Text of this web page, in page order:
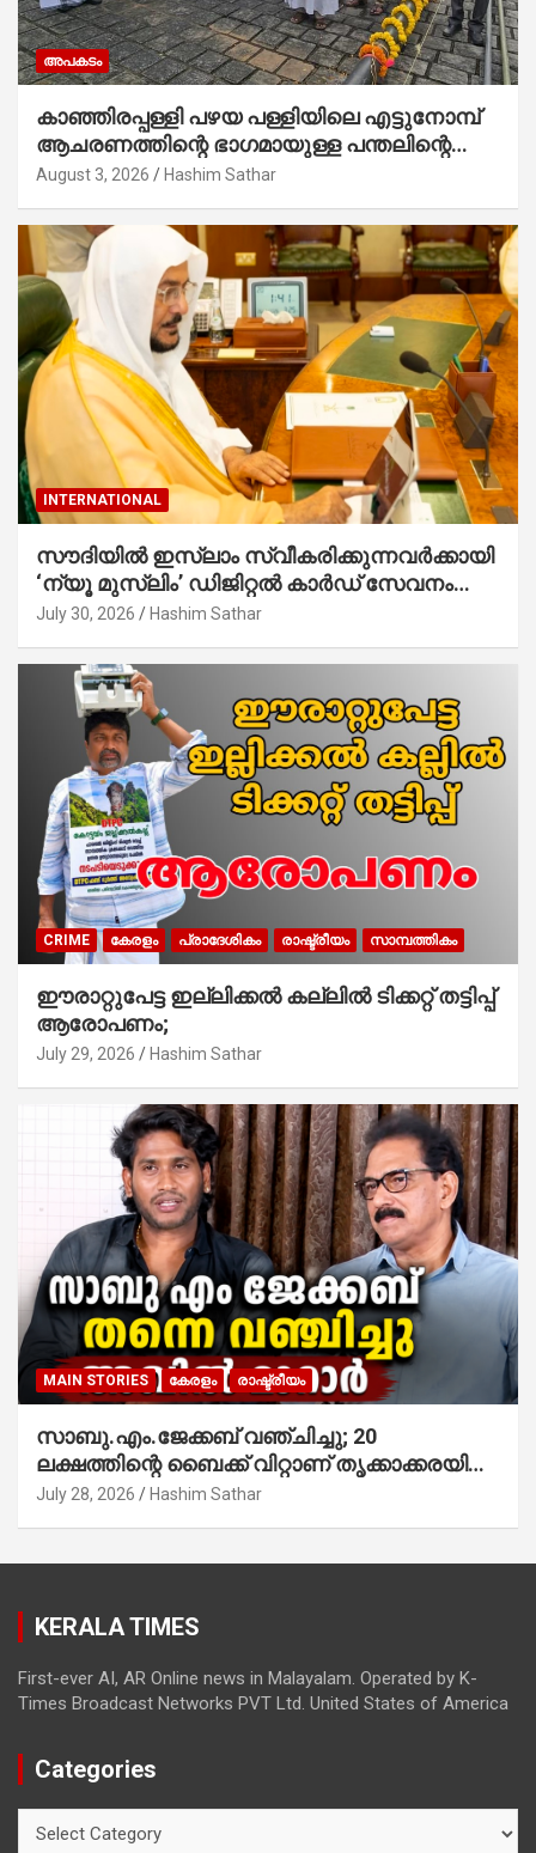
അപകടം
കാഞ്ഞിരപ്പള്ളി പഴയ പള്ളിയിലെ എട്ടുനോമ്പ്
ആചരണത്തിന്റെ ഭാഗമായുള്ള പന്തലിന്റെ
കാൽനാട്ട് കർമ്മം ആർച്ച് പ്രീസ്റ്റ് വെരി.
August 3, 2026 Hashim Sathar
INTERNATIONAL
സൗദിയില്‍ ഇസ്‌ലാം സ്വീകരിക്കുന്നവര്‍ക്കായി
‘ന്യൂ മുസ്ലിം’ ഡിജിറ്റല്‍ കാര്‍ഡ് സേവനം
ആരംഭിച്ചു
July 30, 2026 Hashim Sathar
CRIME കേരളം പ്രാദേശികം രാഷ്ട്രീയം സാമ്പത്തികം
ഈരാറ്റുപേട്ട ഇല്ലിക്കൽ കല്ലിൽ ടിക്കറ്റ് തട്ടിപ്പ്
ആരോപണം;
July 29, 2026 Hashim Sathar
MAIN STORIES കേരളം രാഷ്ട്രീയം
സാബു.എം.ജേക്കബ് വഞ്ചിച്ചു; 20
ലക്ഷത്തിന്റെ ബൈക്ക് വിറ്റാണ് തൃക്കാക്കരയില്‍
മത്സരിച്ചത്! പ്രചാരണത്തിന് രണ്ടേ രണ്ടുപേര്‍
അഖില്‍ മാരാര്‍ ട്വന്റി 20 വിട്ടു
July 28, 2026 Hashim Sathar
KERALA TIMES
First-ever AI, AR Online news in Malayalam. Operated by K-
Times Broadcast Networks PVT Ltd. United States of America
Categories